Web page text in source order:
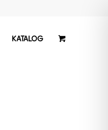
KATALOG